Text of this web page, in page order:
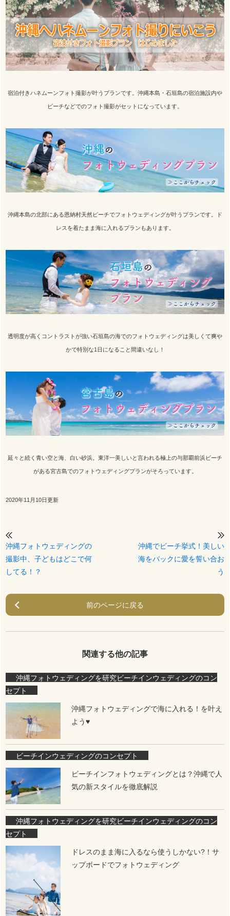
宿泊付きハネムーンフォト撮影が叶うプランです。沖縄本島・石垣島の宿泊施設内や
ビーチなどでのフォト撮影がセットになっています。
沖縄本島の北部にある恩納村天然ビーチでフォトウェディングが叶うプランです。ド
レスを着たまま海に入れるプランもあります。
透明度が高くコントラストが強い石垣島の海でのフォトウェディングは美しくて爽や
かで特別な1日になること間違いなし！
延々と続く青い空と海、白い砂浜。東洋一美しいと言われる極上の与那覇前浜ビーチ
がある宮古島でのフォトウェディングプランがそろっています。
2020年11月10日更新
沖縄フォトウェディングの
撮影中、子どもはどこで何
してる！？
沖縄でビーチ挙式！美しい
海をバックに愛を誓い合お
う
前のページに戻る
関連する他の記事
沖縄フォトウェディングを研究ビーチインウェディングのコン
セプト
沖縄フォトウェディングで海に入れる！を叶え
よう♥
ビーチインウェディングのコンセプト
ビーチインフォトウェディングとは？沖縄で人
気の新スタイルを徹底解説
沖縄フォトウェディングを研究ビーチインウェディングのコン
セプト
ドレスのまま海に入るなら使うしかない?！サ
ップボードでフォトウェディング